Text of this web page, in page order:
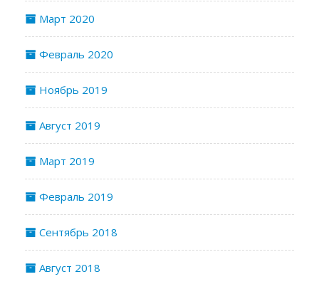
Март 2020
Февраль 2020
Ноябрь 2019
Август 2019
Март 2019
Февраль 2019
Сентябрь 2018
Август 2018